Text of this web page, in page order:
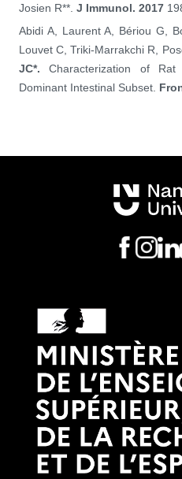
Josien R**. J Immunol. 2017
Abidi A, Laurent A, Bériou G,
Louvet C, Triki-Marrakchi R,
JC*.Characterization of
Dominant Intestinal Subset.